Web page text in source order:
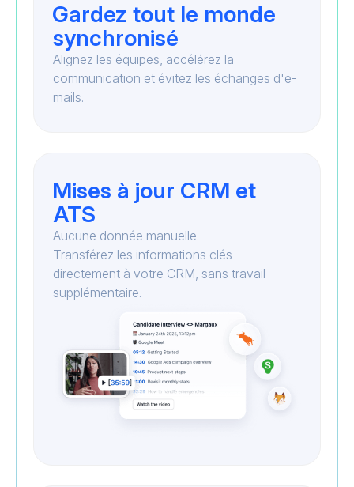
Gardez tout le monde
synchronisé
Alignez les équipes, accélérez la
communication et évitez les échanges d'e-
mails.
Mises à jour CRM et
ATS
Aucune donnée manuelle.
Transférez les informations clés
directement à votre CRM, sans travail
supplémentaire.